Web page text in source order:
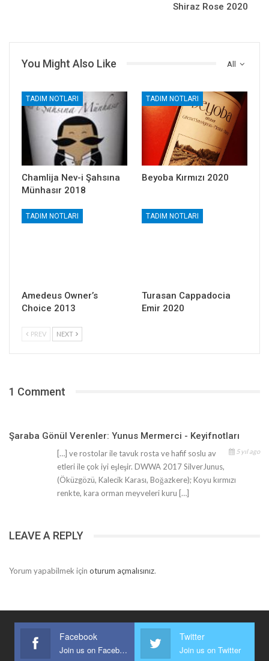
Shiraz Rose 2020
All
You Might Also Like
TADIM NOTLARI
Chamlija Nev-i Şahsına
Münhasır 2018
TADIM NOTLARI
Beyoba Kırmızı 2020
TADIM NOTLARI
Amedeus Owner’s
Choice 2013
TADIM NOTLARI
Turasan Cappadocia
Emir 2020
PREV NEXT
1 Comment
Şaraba Gönül Verenler: Yunus Mermerci - Keyifnotları
5 yıl ago
[…] ve rostolar ile tavuk rosta ve hafif soslu av
etleri ile çok iyi eşleşir. DWWA 2017 SilverJunus,
(Öküzgözü, Kalecik Karası, Boğazkere); Koyu kırmızı
renkte, kara orman meyveleri kuru […]
LEAVE A REPLY
Yorum yapabilmek için oturum açmalısınız.
Facebook
Join us on Facebook
Twitter
Join us on Twitter